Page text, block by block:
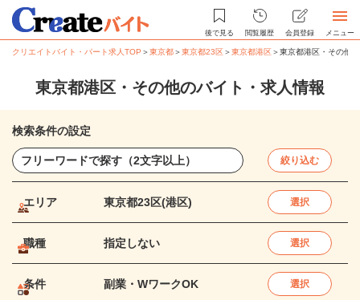
後で見る 閲覧履歴 会員登録 メニュー
クリエイトバイト・パート求人TOP ＞東京都＞東京都23区＞東京都港区＞東京都港区・その他
東京都港区・その他のバイト・求人情報
検索条件の設定
絞り込む
エリア 東京都23区(港区) 選択
職種 指定しない 選択
条件 副業・WワークOK 選択